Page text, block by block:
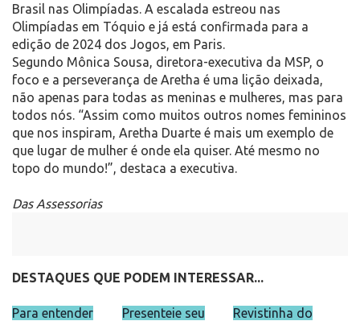
Brasil nas Olimpíadas. A escalada estreou nas
Olimpíadas em Tóquio e já está confirmada para a
edição de 2024 dos Jogos, em Paris.
Segundo Mônica Sousa, diretora-executiva da MSP, o
foco e a perseverança de Aretha é uma lição deixada,
não apenas para todas as meninas e mulheres, mas para
todos nós. “Assim como muitos outros nomes femininos
que nos inspiram, Aretha Duarte é mais um exemplo de
que lugar de mulher é onde ela quiser. Até mesmo no
topo do mundo!”, destaca a executiva.
Das Assessorias
DESTAQUES QUE PODEM INTERESSAR...
Para entender
Presenteie seu
Revistinha do